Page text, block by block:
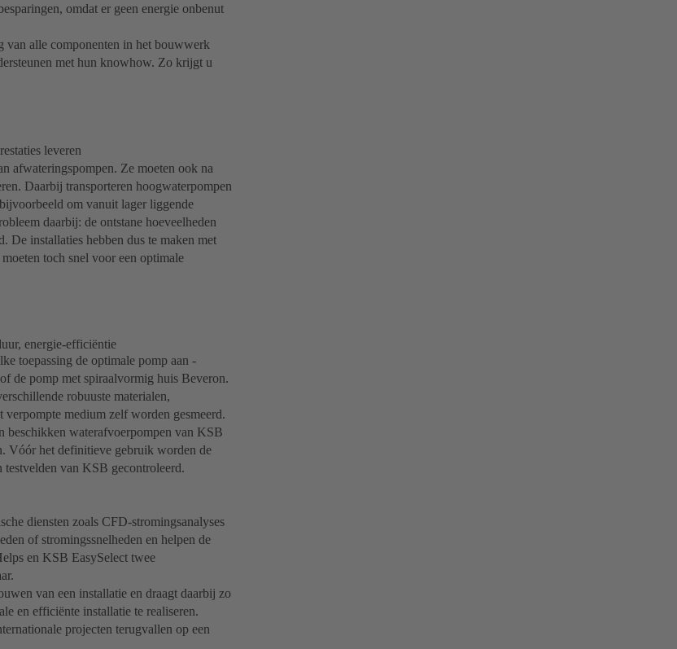
omdat er geen energie onbenut
van alle componenten in het bouwwerk
met hun knowhow. Zo krijgt u
leveren
afwateringspompen. Ze moeten ook na
Daarbij transporteren hoogwaterpompen
om vanuit lager liggende
daarbij: de ontstane hoeveelheden
De installaties hebben dus te maken met
toch snel voor een optimale
energie-efficiëntie
toepassing de optimale pomp aan -
de pomp met spiraalvormig huis Beveron.
robuuste materialen,
medium zelf worden gesmeerd.
waterafvoerpompen van KSB
Vóór het definitieve gebruik worden de
testvelden van KSB gecontroleerd.
diensten zoals CFD-stromingsanalyses
of stromingssnelheden en helpen de
en KSB EasySelect twee
van een installatie en draagt daarbij zo
en efficiënte installatie te realiseren.
projecten terugvallen op een